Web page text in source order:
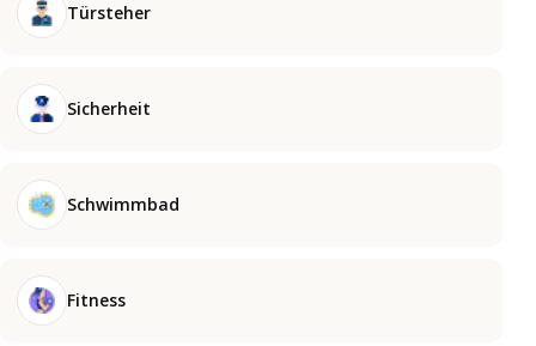
Türsteher
Sicherheit
Schwimmbad
Fitness